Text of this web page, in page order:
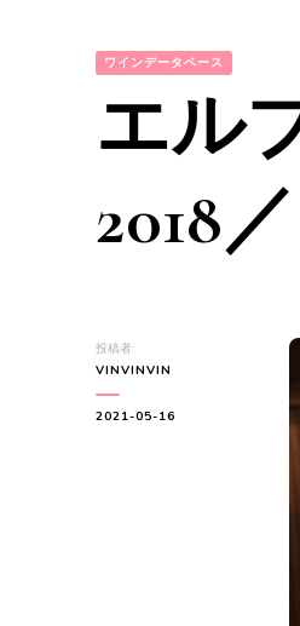
ワインデータベース
エル
2018
投稿者:
VINVINVIN
2021-05-16